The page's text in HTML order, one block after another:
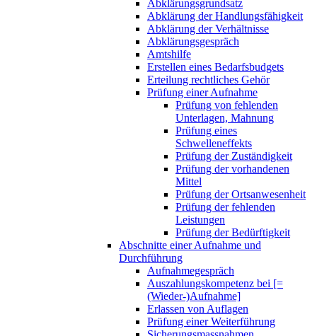
Abklärungsgrundsatz
Abklärung der Handlungsfähigkeit
Abklärung der Verhältnisse
Abklärungsgespräch
Amtshilfe
Erstellen eines Bedarfsbudgets
Erteilung rechtliches Gehör
Prüfung einer Aufnahme
Prüfung von fehlenden
Unterlagen, Mahnung
Prüfung eines
Schwelleneffekts
Prüfung der Zuständigkeit
Prüfung der vorhandenen
Mittel
Prüfung der Ortsanwesenheit
Prüfung der fehlenden
Leistungen
Prüfung der Bedürftigkeit
Abschnitte einer Aufnahme und
Durchführung
Aufnahmegespräch
Auszahlungskompetenz bei [=
(Wieder-)Aufnahme]
Erlassen von Auflagen
Prüfung einer Weiterführung